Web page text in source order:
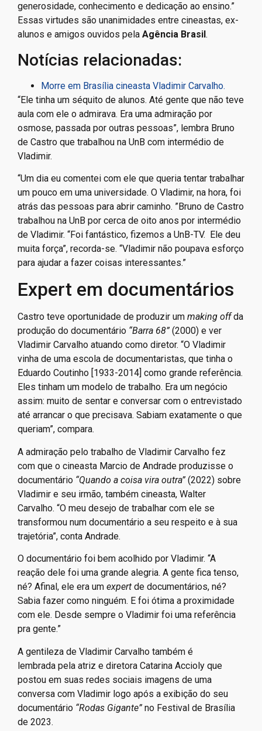
generosidade, conhecimento e dedicação ao ensino.”
Essas virtudes são unanimidades entre cineastas, ex-
alunos e amigos ouvidos pela Agência Brasil .
Notícias relacionadas:
Morre em Brasília cineasta Vladimir Carvalho.
“Ele tinha um séquito de alunos. Até gente que não teve
aula com ele o admirava. Era uma admiração por
osmose, passada por outras pessoas”, lembra Bruno
de Castro que trabalhou na UnB com intermédio de
Vladimir.
“Um dia eu comentei com ele que queria tentar trabalhar
um pouco em uma universidade. O Vladimir, na hora, foi
atrás das pessoas para abrir caminho. ”Bruno de Castro
trabalhou na UnB por cerca de oito anos por intermédio
de Vladimir. “Foi fantástico, fizemos a UnB-TV. Ele deu
muita força”, recorda-se. “Vladimir não poupava esforço
para ajudar a fazer coisas interessantes.”
Expert em documentários
Castro teve oportunidade de produzir um making offda
produção do documentário “Barra 68” (2000) e ver
Vladimir Carvalho atuando como diretor. “O Vladimir
vinha de uma escola de documentaristas, que tinha o
Eduardo Coutinho [1933-2014] como grande referência.
Eles tinham um modelo de trabalho. Era um negócio
assim: muito de sentar e conversar com o entrevistado
até arrancar o que precisava. Sabiam exatamente o que
queriam”, compara.
A admiração pelo trabalho de Vladimir Carvalho fez
com que o cineasta Marcio de Andrade produzisse o
documentário “Quando a coisa vira outra” (2022) sobre
Vladimir e seu irmão, também cineasta, Walter
Carvalho. “O meu desejo de trabalhar com ele se
transformou num documentário a seu respeito e à sua
trajetória”, conta Andrade.
O documentário foi bem acolhido por Vladimir. “A
reação dele foi uma grande alegria. A gente fica tenso,
né? Afinal, ele era um expert de documentários, né?
Sabia fazer como ninguém. E foi ótima a proximidade
com ele. Desde sempre o Vladimir foi uma referência
pra gente.”
A gentileza de Vladimir Carvalho também é
lembrada pela atriz e diretora Catarina Accioly que
postou em suas redes sociais imagens de uma
conversa com Vladimir logo após a exibição do seu
documentário “Rodas Gigante” no Festival de Brasília
de 2023.